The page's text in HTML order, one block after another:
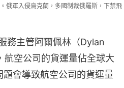
俄軍入侵烏克蘭，多國制裁俄羅斯，下禁飛
務主管阿爾佩林（Dylan
空公司的貨運量佔全球大
會導致航空公司的貨運量